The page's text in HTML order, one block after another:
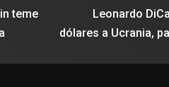
teme
Leonardo
dólares a Ucrania,